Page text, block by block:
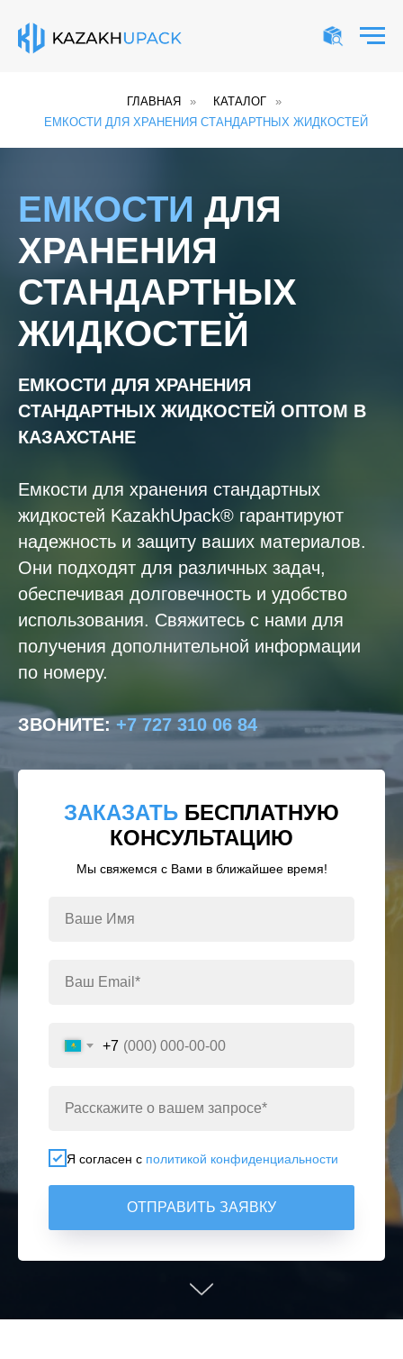
ГЛАВНАЯ » КАТАЛОГ
»
ЕМКОСТИ ДЛЯ ХРАНЕНИЯ СТАНДАРТНЫХ ЖИДКОСТЕЙ
ЕМКОСТИ ДЛЯ
ХРАНЕНИЯ
СТАНДАРТНЫХ
ЖИДКОСТЕЙ
ЕМКОСТИ ДЛЯ ХРАНЕНИЯ
СТАНДАРТНЫХ ЖИДКОСТЕЙ ОПТОМ В
КАЗАХСТАНЕ
Емкости для хранения стандартных
жидкостей KazakhUpack® гарантируют
надежность и защиту ваших материалов.
Они подходят для различных задач,
обеспечивая долговечность и удобство
использования. Свяжитесь с нами для
получения дополнительной информации
по номеру.
ЗВОНИТЕ: +7 727 310 06 84
ЗАКАЗАТЬ БЕСПЛАТНУЮ
КОНСУЛЬТАЦИЮ
Мы свяжемся с Вами в ближайшее время!
+7
Я согласен с политикой конфиденциальности
ОТПРАВИТЬ ЗАЯВКУ